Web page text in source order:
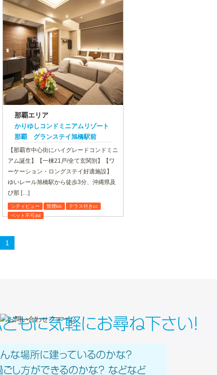
那覇エリア
かりゆしコンドミニアムリゾート
那覇 グランステイ旭橋駅前
【那覇市中心街にハイグレードコンドミニ
アム誕生】【一棟21戸/全て玄関別】【ワ
ーケーション・ロングステイ好適施設】
ゆいレール旭橋駅から徒歩3分、沖縄県及
び那 […]
シティビュー 禁煙bb
テラス付きcc
ペット不可dd
1